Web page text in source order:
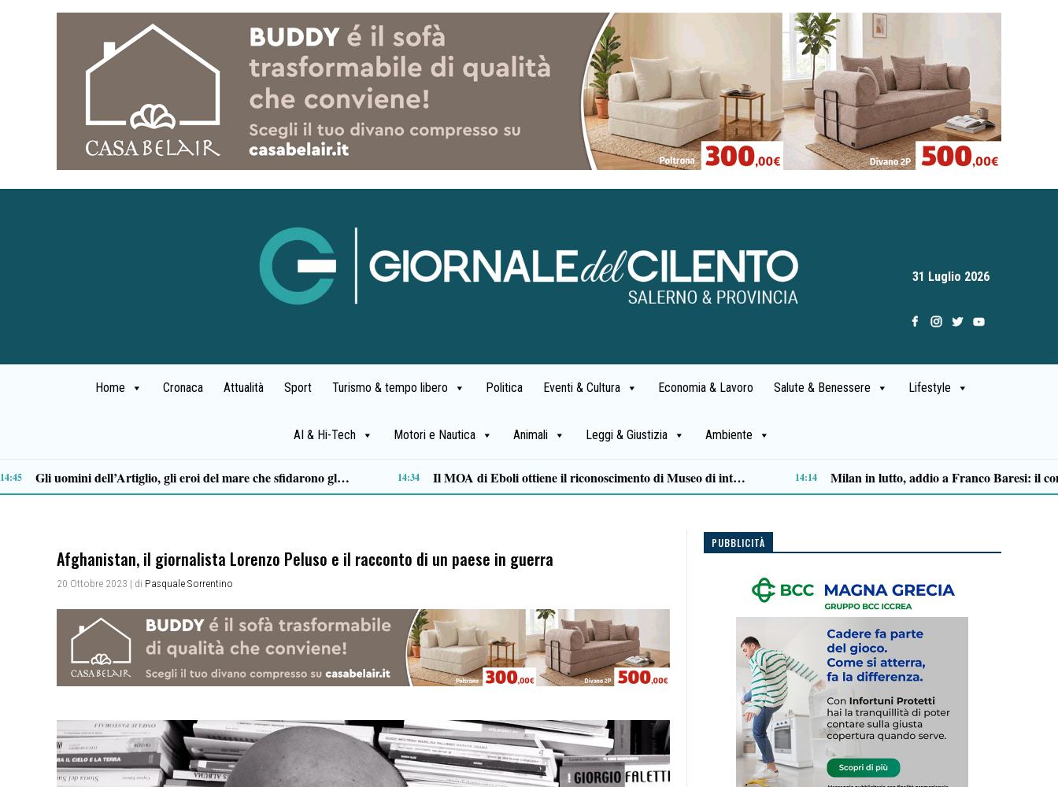
31 Luglio 2026
Home Cronaca Attualità Sport Turismo & tempo libero Politica Eventi & Cultura Economia & Lavoro Salute & Benessere Lifestyle
AI & Hi-Tech Motori e Nautica Animali Leggi & Giustizia Ambiente
Stipendi incompleti al Dea di Nocera, Pagani e Scafati. Nursind: «Chi sbaglia deve risponderne» 12:08 Alta formazione e lavoro: la Regione approva il Piano degli strumenti finanziari per l’occupazione 11:47 “Spazi sonori” di Sergio Sorrentino: a Polla un itinerario d’ascolto che trasforma un paese in musica 11:16
Afghanistan, il giornalista Lorenzo Peluso e il racconto di un paese in guerra
20 Ottobre 2023 | di Pasquale Sorrentino
PUBBLICITÀ